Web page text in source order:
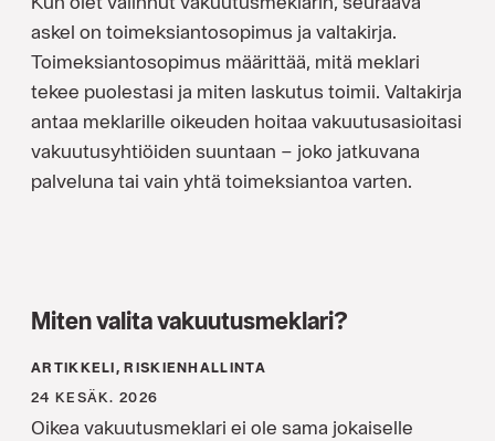
askel on toimeksiantosopimus ja valtakirja.
Toimeksiantosopimus määrittää, mitä meklari
tekee puolestasi ja miten laskutus toimii. Valtakirja
antaa meklarille oikeuden hoitaa vakuutusasioitasi
vakuutusyhtiöiden suuntaan – joko jatkuvana
palveluna tai vain yhtä toimeksiantoa varten.
Miten valita vakuutusmeklari?
ARTIKKELI, RISKIENHALLINTA
24 KESÄK. 2026
Oikea vakuutusmeklari ei ole sama jokaiselle